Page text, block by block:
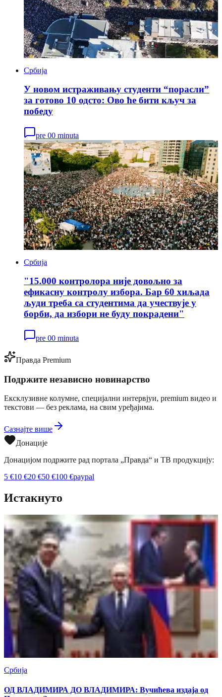
Србија
У новом истраживању студенти “порасли”
за готово 10 одсто: Ово ће бити кључ за
победу
pre 00 minuta
Србија
"15.000 контролора није довољно за
ефикасну контролу избора. Бар 60 хиљада
људи треба са студентима да учествује у
борби, да избори не буду покрадени"
pre 00 minuta
Правда Premium
Подржите независно новинарство
Ексклузивне колумне, специјални интервјуи, premium видео и
текстови — без реклама, на свим уређајима.
Сазнајте више
Донације
Донацијом подржите рад портала „Правда“ и ТВ продукцију:
5 €10 €20 €50 €100 €paypal
Истакнуто
Србија
ОД ВЛАДИМИРА ДО ВЛАДИМИРА: Вучићева издаја од